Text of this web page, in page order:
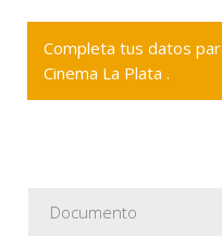
Completa tus datos
Cinema La Plata .